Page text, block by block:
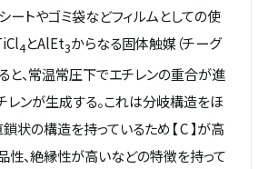
ートやゴミ袋などフィルムとしての使
4とAlEt3からなる固体触媒（チーグ
と、常温常圧下でエチレンの重合が進
チレンが生成する。これは分岐構造をほ
状の構造を持っているため【 C 】が高
性、絶縁性が高いなどの特徴を持って